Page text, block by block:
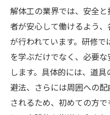
解体工の業界では、安全
者が安心して働けるよう
が行われています。研修
を学ぶだけでなく、必要
します。具体的には、道
避法、さらには周囲への
されるため、初めての方